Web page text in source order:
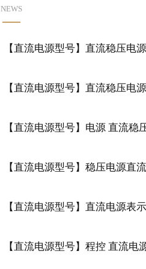
NEWS
【直流电源型号】 直流稳压电
【直流电源型号】 直流稳压电
【直流电源型号】 电源 直流稳
【直流电源型号】 稳压电源直
【直流电源型号】 直流电源表示
【直流电源型号】 程控 直流电